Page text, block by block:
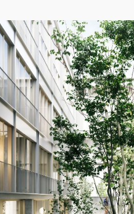
04/26
INAUGURATION ZANNIER